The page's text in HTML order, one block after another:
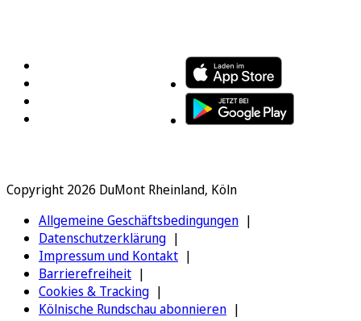
Copyright 2026 DuMont Rheinland, Köln
Allgemeine Geschäftsbedingungen
Datenschutzerklärung
Impressum und Kontakt
Barrierefreiheit
Cookies & Tracking
Kölnische Rundschau abonnieren